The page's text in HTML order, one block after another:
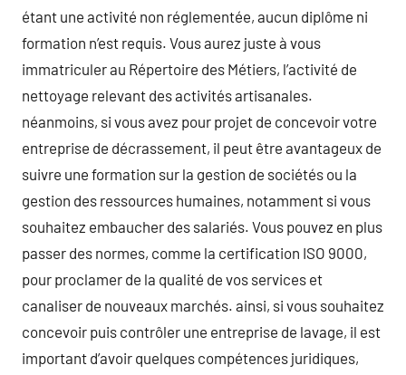
étant une activité non réglementée, aucun diplôme ni
formation n’est requis. Vous aurez juste à vous
immatriculer au Répertoire des Métiers, l’activité de
nettoyage relevant des activités artisanales.
néanmoins, si vous avez pour projet de concevoir votre
entreprise de décrassement, il peut être avantageux de
suivre une formation sur la gestion de sociétés ou la
gestion des ressources humaines, notamment si vous
souhaitez embaucher des salariés. Vous pouvez en plus
passer des normes, comme la certification ISO 9000,
pour proclamer de la qualité de vos services et
canaliser de nouveaux marchés. ainsi, si vous souhaitez
concevoir puis contrôler une entreprise de lavage, il est
important d’avoir quelques compétences juridiques,